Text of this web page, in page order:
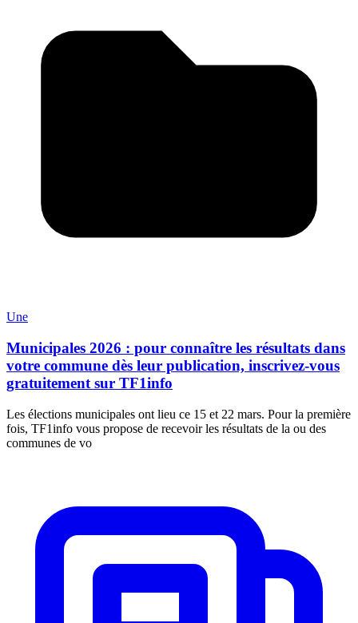
Une
Municipales 2026 : pour connaître les résultats dans
votre commune dès leur publication, inscrivez-vous
gratuitement sur TF1info
Les élections municipales ont lieu ce 15 et 22 mars. Pour la première
fois, TF1info vous propose de recevoir les résultats de la ou des
communes de vo